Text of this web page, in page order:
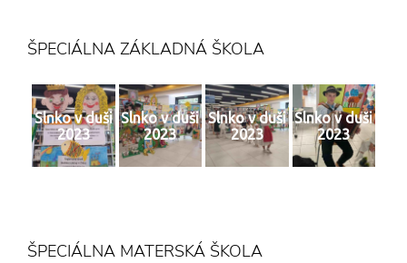
ŠPECIÁLNA ZÁKLADNÁ ŠKOLA
Slnko v duši
2023
Slnko v duši
2023
Slnko v duši
2023
Slnko v duši
2023
ŠPECIÁLNA MATERSKÁ ŠKOLA